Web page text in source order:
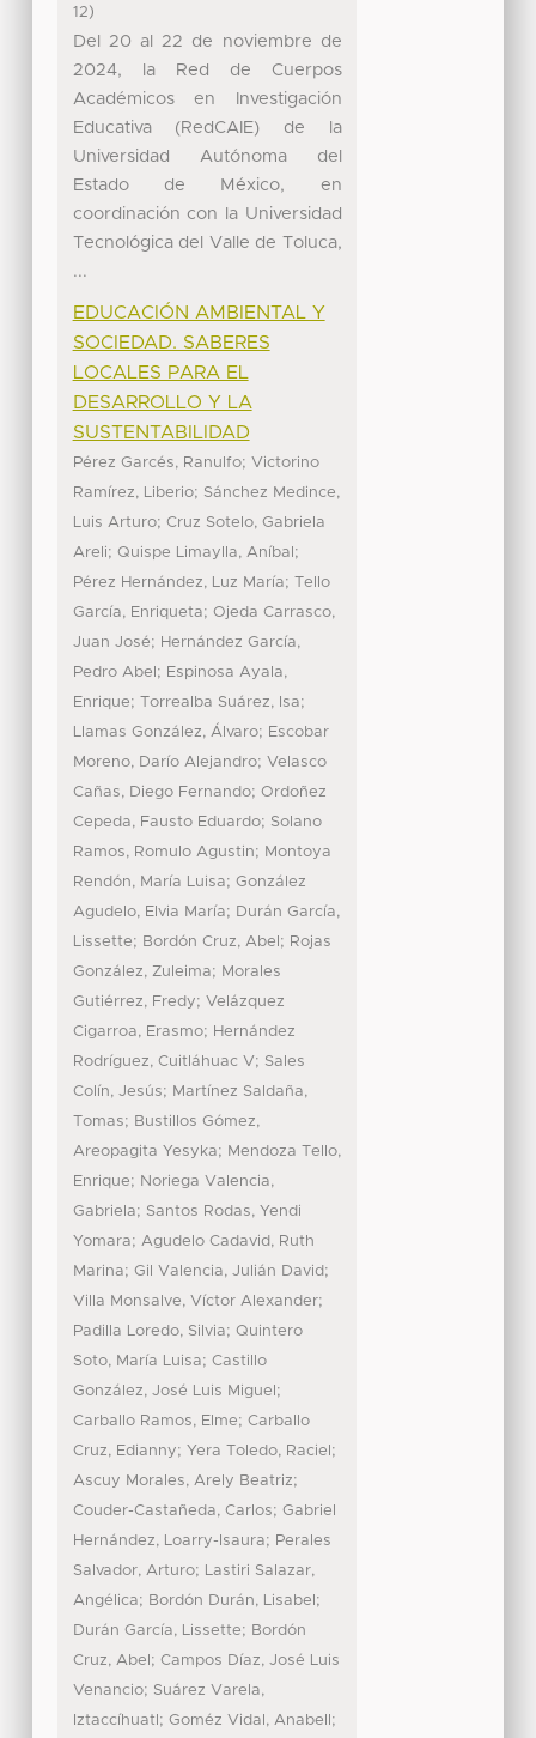
12)
Del 20 al 22 de noviembre de
2024, la Red de Cuerpos
Académicos en Investigación
Educativa (RedCAIE) de la
Universidad Autónoma del
Estado de México, en
coordinación con la Universidad
Tecnológica del Valle de Toluca,
...
EDUCACIÓN AMBIENTAL Y
SOCIEDAD. SABERES
LOCALES PARA EL
DESARROLLO Y LA
SUSTENTABILIDAD
Pérez Garcés, Ranulfo; Victorino
Ramírez, Liberio; Sánchez Medince,
Luis Arturo; Cruz Sotelo, Gabriela
Areli; Quispe Limaylla, Aníbal ;
Pérez Hernández, Luz María;
Tello
García, Enriqueta; Ojeda Carrasco,
Juan José; Hernández García,
Pedro Abel ; Espinosa Ayala,
Enrique; Torrealba Suárez, Isa;
Llamas González, Álvaro; Escobar
Moreno, Darío Alejandro; Velasco
Cañas, Diego Fernando; Ordoñez
Cepeda, Fausto Eduardo; Solano
Ramos, Romulo Agustin; Montoya
Rendón, María Luisa; González
Agudelo, Elvia María; Durán García,
Lissette; Bordón Cruz, Abel ; Rojas
González, Zuleima; Morales
Gutiérrez, Fredy; Velázquez
Cigarroa, Erasmo; Hernández
Rodríguez, Cuitláhuac V; Sales
Colín, Jesús; Martínez Saldaña,
Tomas; Bustillos Gómez,
Areopagita Yesyka; Mendoza Tello,
Enrique; Noriega Valencia,
Gabriela; Santos Rodas, Yendi
Yomara; Agudelo Cadavid, Ruth
Marina; Gil Valencia, Julián David;
Villa Monsalve, Víctor Alexander;
Padilla Loredo, Silvia; Quintero
Soto, María Luisa; Castillo
González, José Luis Miguel ;
Carballo Ramos, Elme; Carballo
Cruz, Edianny; Yera Toledo, Raciel ;
Ascuy Morales, Arely Beatriz;
Couder-Castañeda, Carlos; Gabriel
Hernández, Loarry-Isaura; Perales
Salvador, Arturo; Lastiri Salazar,
Angélica; Bordón Durán, Lisabel ;
Durán García, Lissette; Bordón
Cruz, Abel ; Campos Díaz, José Luis
Venancio; Suárez Varela,
Iztaccíhuatl ; Goméz Vidal, Anabell ;